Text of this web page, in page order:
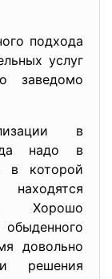
подхода
услуг
заведомо
в
надо в
в которой
Хорошо
довольно
решения